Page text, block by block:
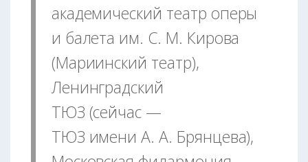
академический театр оперы
и балета им. С. М. Кирова
(Мариинский театр),
Ленинградский
ТЮЗ (сейчас —
ТЮЗ имени А. А. Брянцева),